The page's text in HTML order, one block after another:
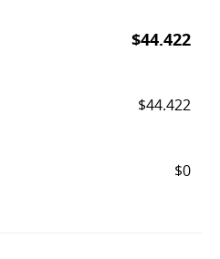
$44.422
$44.422
$0